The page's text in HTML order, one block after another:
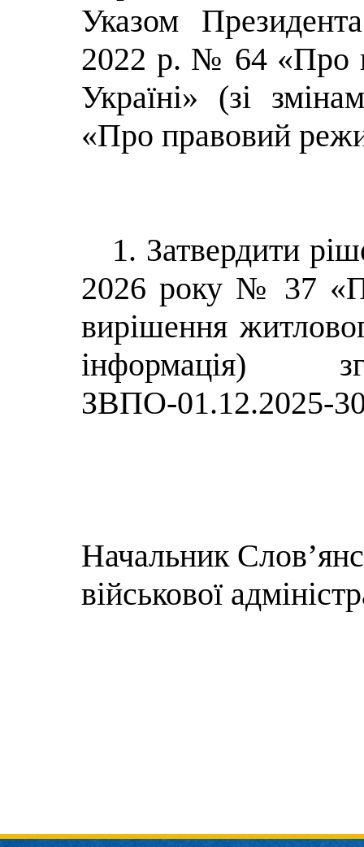
Указом
2022 р. № 64 «Про
Україні» (зі
«Про правовий
1. Затвердити
2026 року № 37
вирішення
інформація)
ЗВПО-01.12.2025-
Начальник
військової